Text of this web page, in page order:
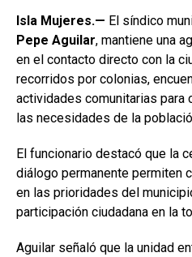
Isla Mujeres.— El síndico
Pepe Aguilar, mantiene una
en el contacto directo con la
recorridos por colonias,
actividades comunitarias para
las necesidades de la
El funcionario destacó que la
diálogo permanente permiten
en las prioridades del
participación ciudadana en la
Aguilar señaló que la unidad